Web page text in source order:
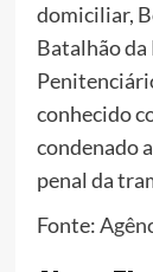
domiciliar,
Batalhão
conhecido
condenado
penal da
Fonte: